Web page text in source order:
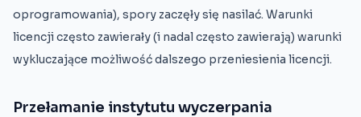
oprogramowania), spory zaczęły się nasilać. Warunki
licencji często zawierały (i nadal często zawierają) warunki
wykluczające możliwość dalszego przeniesienia licencji.
Przełamanie instytutu wyczerpania